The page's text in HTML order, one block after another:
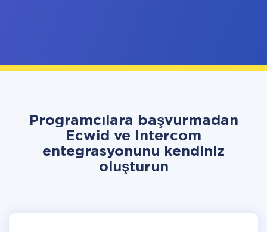
Programcılara başvurmadan
Ecwid ve Intercom
entegrasyonunu kendiniz
oluşturun